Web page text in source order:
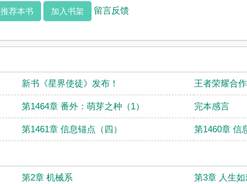
推荐本书 加入书架 留言反馈
新书《星界使徒》发布！ 王者荣耀合
第1464章 番外：萌芽之种（1） 完本感言
第1461章 信息锚点（四） 第1460章 信
第2章 机械系 第3章 人生